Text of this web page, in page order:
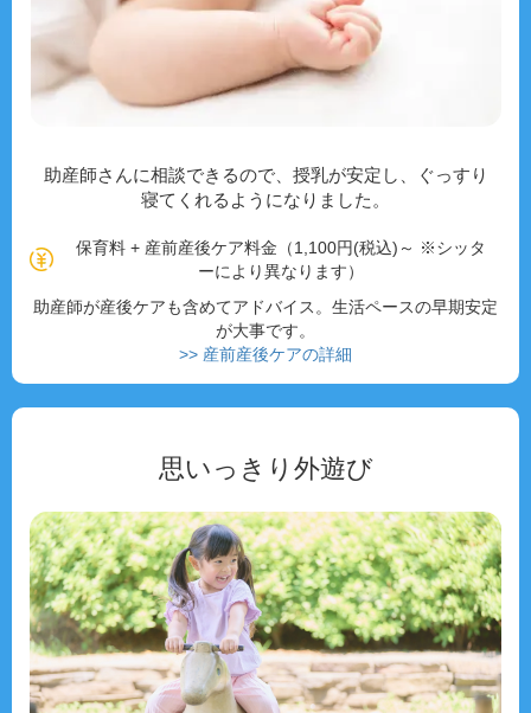
助産師さんに相談できるので、授乳が安定し、ぐっすり
寝てくれるようになりました。
保育料 + 産前産後ケア料金（1,100円(税込)～ ※シッタ
ーにより異なります）
助産師が産後ケアも含めてアドバイス。生活ペースの早期安定
が大事です。
>> 産前産後ケアの詳細
思いっきり外遊び